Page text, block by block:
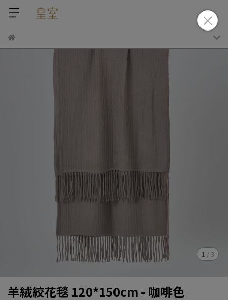
1 / 3
羊絨絞花毯 120*150cm - 咖啡色